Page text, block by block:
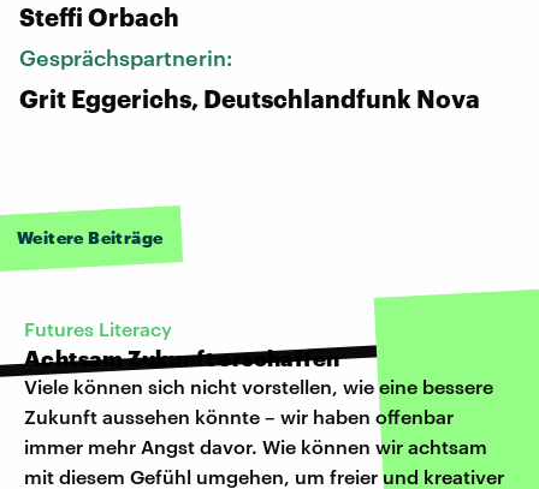
Steffi Orbach
Gesprächspartnerin:
Grit Eggerichs, Deutschlandfunk Nova
Weitere Beiträge
Futures Literacy
Achtsam Zukunft erschaffen
Viele können sich nicht vorstellen, wie eine bessere
Zukunft aussehen könnte – wir haben offenbar
immer mehr Angst davor. Wie können wir achtsam
mit diesem Gefühl umgehen, um freier und kreativer